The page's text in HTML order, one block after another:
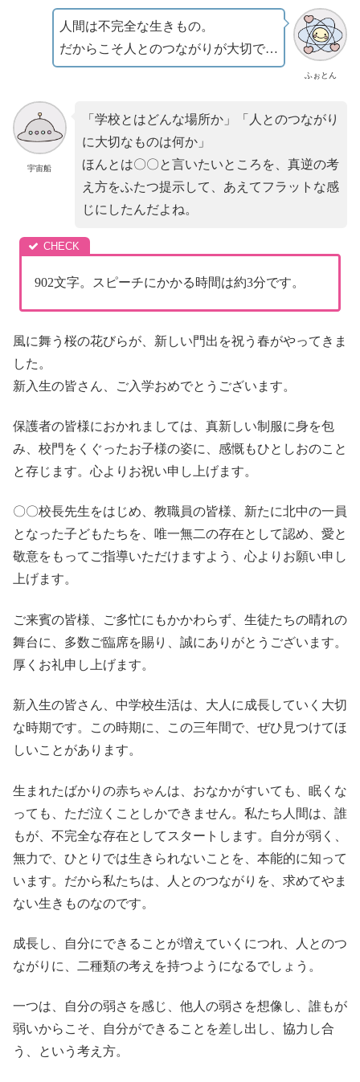
ふぉとん
人間は不完全な生きもの。
だからこそ人とのつながりが大切で…
宇宙船
「学校とはどんな場所か」「人とのつながり
に大切なものは何か」
ほんとは〇〇と言いたいところを、真逆の考
え方をふたつ提示して、あえてフラットな感
じにしたんだよね。
902文字。スピーチにかかる時間は約3分です。
風に舞う桜の花びらが、新しい門出を祝う春がやってきま
した。
新入生の皆さん、ご入学おめでとうございます。
保護者の皆様におかれましては、真新しい制服に身を包
み、校門をくぐったお子様の姿に、感慨もひとしおのこと
と存じます。心よりお祝い申し上げます。
〇〇校長先生をはじめ、教職員の皆様、新たに北中の一員
となった子どもたちを、唯一無二の存在として認め、愛と
敬意をもってご指導いただけますよう、心よりお願い申し
上げます。
ご来賓の皆様、ご多忙にもかかわらず、生徒たちの晴れの
舞台に、多数ご臨席を賜り、誠にありがとうございます。
厚くお礼申し上げます。
新入生の皆さん、中学校生活は、大人に成長していく大切
な時期です。この時期に、この三年間で、ぜひ見つけてほ
しいことがあります。
生まれたばかりの赤ちゃんは、おなかがすいても、眠くな
っても、ただ泣くことしかできません。私たち人間は、誰
もが、不完全な存在としてスタートします。自分が弱く、
無力で、ひとりでは生きられないことを、本能的に知って
います。だから私たちは、人とのつながりを、求めてやま
ない生きものなのです。
成長し、自分にできることが増えていくにつれ、人とのつ
ながりに、二種類の考えを持つようになるでしょう。
一つは、自分の弱さを感じ、他人の弱さを想像し、誰もが
弱いからこそ、自分ができることを差し出し、協力し合
う、という考え方。